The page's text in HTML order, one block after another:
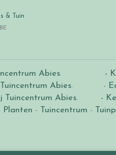
& Tuin
Abies.
-
Abies. -
Tuincentrum Abies.
-
Planten - Tuincentrum -